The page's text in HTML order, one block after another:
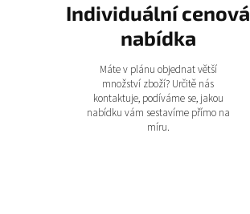
Individuální cenová
nabídka
Máte v plánu objednat větší
množství zboží? Určitě nás
kontaktuje, podíváme se, jakou
nabídku vám sestavíme přímo na
míru.